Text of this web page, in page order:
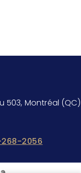
503, Montréal (QC)
2056